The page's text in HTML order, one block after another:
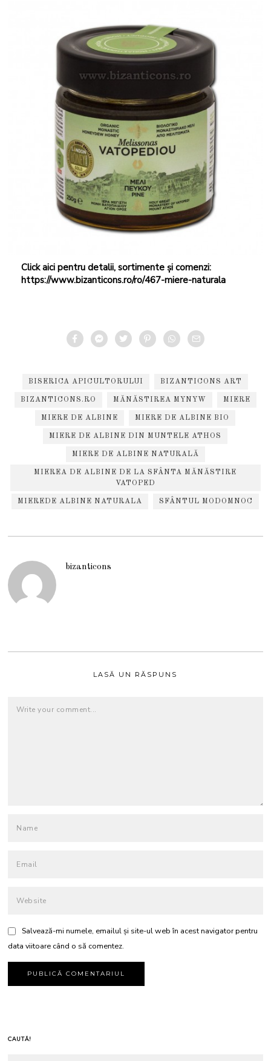
Click aici pentru detalii, sortimente și comenzi:
https://www.bizanticons.ro/ro/467-miere-naturala
BISERICA APICULTORULUI BIZANTICONS ART
BIZANTICONS.RO MĂNĂSTIREA MYNYW MIERE
MIERE DE ALBINE MIERE DE ALBINE BIO
MIERE DE ALBINE DIN MUNTELE ATHOS
MIERE DE ALBINE NATURALĂ
MIEREA DE ALBINE DE LA SFÂNTA MĂNĂSTIRE
VATOPED
MIEREDE ALBINE NATURALA SFÂNTUL MODOMNOC
bizanticons
LASĂ UN RĂSPUNS
Salvează-mi numele, emailul și site-ul web în acest navigator pentru
data viitoare când o să comentez.
CAUTĂ!